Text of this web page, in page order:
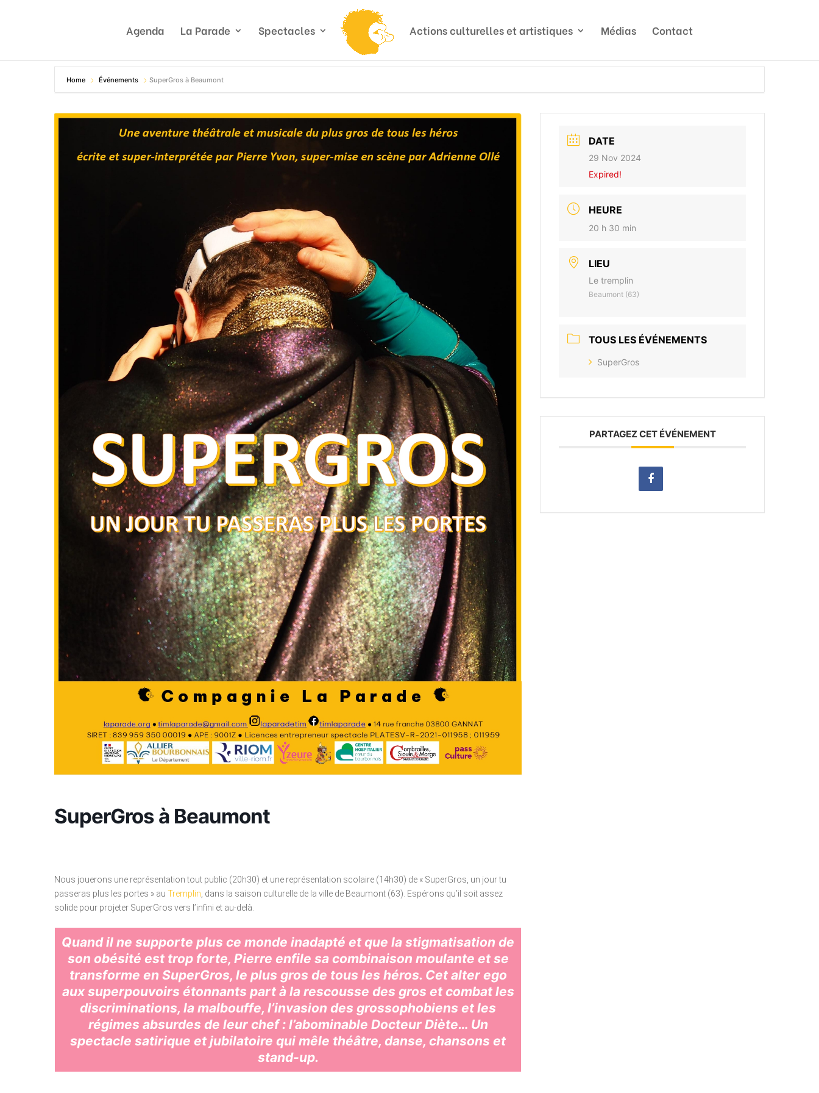
Agenda La Parade Spectacles Actions culturelles et artistiques Médias Contact
Home Événements SuperGros à Beaumont
SuperGros à Beaumont
Nous jouerons une représentation tout public (20h30) et une représentation scolaire (14h30) de « SuperGros, un jour tu
passeras plus les portes » au Tremplin , dans la saison culturelle de la ville de Beaumont (63). Espérons qu’il soit assez
solide pour projeter SuperGros vers l’infini et au-delà.
Quand il ne supporte plus ce monde inadapté et que la stigmatisation de
son obésité est trop forte, Pierre enfile sa combinaison moulante et se
transforme en SuperGros, le plus gros de tous les héros. Cet alter ego
aux superpouvoirs étonnants part à la rescousse des gros et combat les
discriminations, la malbouffe, l’invasion des grossophobiens et les
régimes absurdes de leur chef : l’abominable Docteur Diète… Un
spectacle satirique et jubilatoire qui mêle théâtre, danse, chansons et
stand-up.
DATE
29 Nov 2024
Expired!
HEURE
20 h 30 min
LIEU
Le tremplin
Beaumont (63)
TOUS LES ÉVÉNEMENTS
SuperGros
PARTAGEZ CET ÉVÉNEMENT